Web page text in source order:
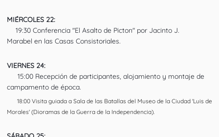
MIÉRCOLES 22:
19:30 Conferencia "El Asalto de Picton" por Jacinto J.
Marabel en las Casas Consistoriales.
VIERNES 24:
15:00 Recepción de participantes, alojamiento y montaje de
campamento de época.
18:00 Visita guiada a Sala de las Batallas del Museo de la Ciudad 'Luis de
Morales' (Dioramas de la Guerra de la Independencia).